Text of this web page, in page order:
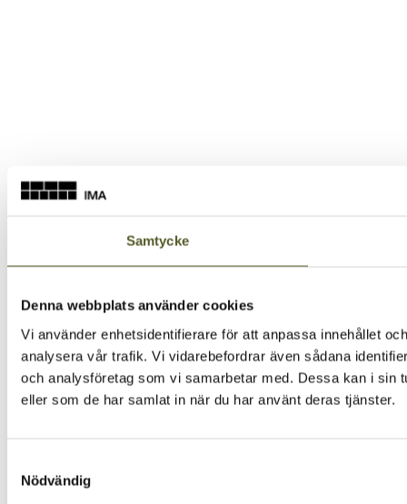
Samtycke
Denna webbplats använder cookies
Vi använder enhetsidentifierare för att anpassa innehållet
analysera vår trafik. Vi vidarebefordrar även sådana
och analysföretag som vi samarbetar med. Dessa kan i sin
eller som de har samlat in när du har använt deras tjänster.
Nödvändig